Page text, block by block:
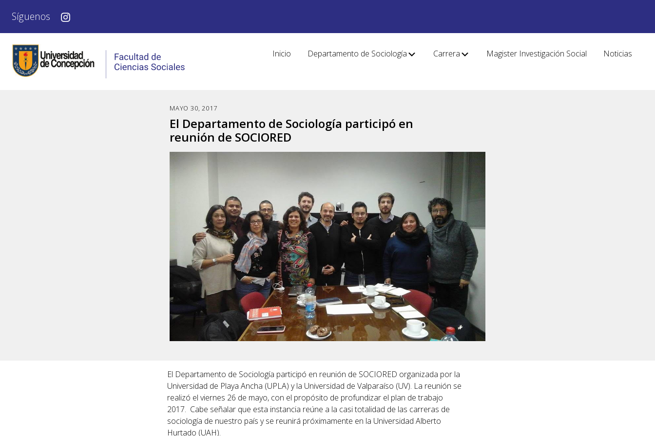
Síguenos
Inicio Departamento de Sociología Carrera Magister Investigación Social Noticias
MAYO 30, 2017
El Departamento de Sociología participó en
reunión de SOCIORED
El Departamento de Sociología participó en reunión de SOCIORED organizada por la
Universidad de Playa Ancha (UPLA) y la Universidad de Valparaíso (UV). La reunión se
realizó el viernes 26 de mayo, con el propósito de profundizar el plan de trabajo
2017. Cabe señalar que esta instancia reúne a la casi totalidad de las carreras de
sociología de nuestro país y se reunirá próximamente en la Universidad Alberto
Hurtado (UAH).